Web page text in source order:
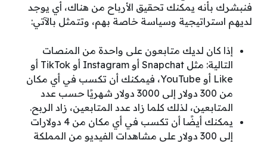
فنبشرك بأنه يمكنك تحقيق الأرباح من هناك، أي يوجد
لديهم استراتيجية وسياسة خاصة بهم، وتتمثل بالآتي:
إذا كان لديك متابعون على واحدة من المنصات
التالية: مثل Snapchat أو Instagram أو TikTok أو
Like أو YouTube، فيمكنك أن تكسب في أي مكان
من 300 دولار إلى 3000 دولار شهريًا حسب عدد
المتابعين، لذلك كلما زاد عدد المتابعين، زاد الربح.
يمكنك أيضًا أن تكسب في أي مكان من 4 دولارات
إلى 300 دولار على مشاهدات الفيديو من المملكة